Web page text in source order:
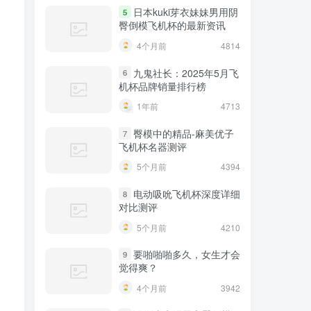
5
日本kuki芽衣妹妹男用阴
臀倒模飞机杯的最新资讯
4个月前 4814
6
九鬼社长：2025年5月飞
机杯品牌销量排行榜
1年前 4713
7 臀模中的精品-麻美优子
飞机杯名器测评
5个月前 4394
8
电动吸吮飞机杯深度详细
对比测评
5个月前 4210
9 要啪啪啪多久，女生才会
觉得爽？
4个月前 3942